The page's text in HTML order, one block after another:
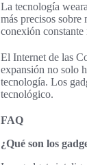
La tecnología
más precisos sobre
conexión constante
El Internet de las
expansión no solo
tecnología. Los
tecnológico.
FAQ
¿Qué son los